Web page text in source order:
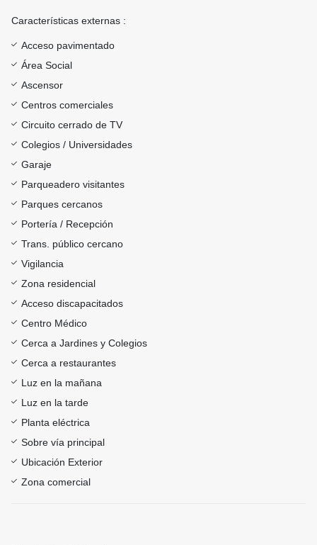
Características externas :
Acceso pavimentado
Área Social
Ascensor
Centros comerciales
Circuito cerrado de TV
Colegios / Universidades
Garaje
Parqueadero visitantes
Parques cercanos
Portería / Recepción
Trans. público cercano
Vigilancia
Zona residencial
Acceso discapacitados
Centro Médico
Cerca a Jardines y Colegios
Cerca a restaurantes
Luz en la mañana
Luz en la tarde
Planta eléctrica
Sobre vía principal
Ubicación Exterior
Zona comercial